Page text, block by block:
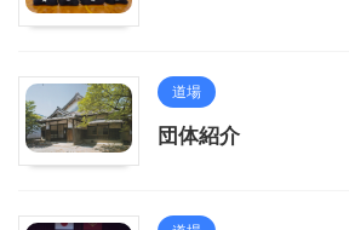
道場
団体紹介